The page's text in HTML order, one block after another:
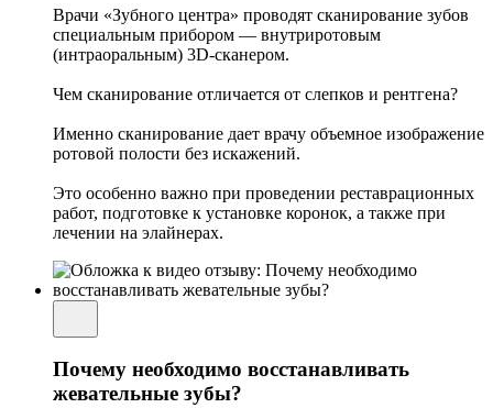
Врачи «Зубного центра» проводят сканирование зубов
специальным прибором — внутриротовым
(интраоральным) 3D-сканером.
Чем сканирование отличается от слепков и рентгена?
Именно сканирование дает врачу объемное изображение
ротовой полости без искажений.
Это особенно важно при проведении реставрационных
работ, подготовке к установке коронок, а также при
лечении на элайнерах.
Почему необходимо восстанавливать
жевательные зубы?